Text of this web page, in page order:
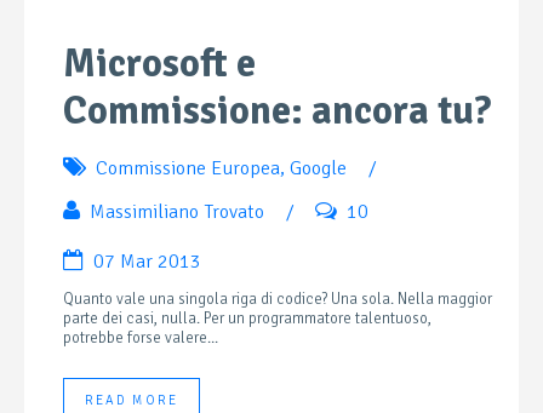
Microsoft e
Commissione: ancora tu?
Commissione Europea, Google
/
Massimiliano Trovato
/ 10
07 Mar 2013
Quanto vale una singola riga di codice? Una sola. Nella maggior
parte dei casi, nulla. Per un programmatore talentuoso,
potrebbe forse valere...
READ MORE